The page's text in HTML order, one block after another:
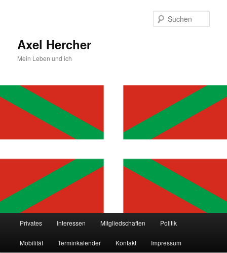
Axel Hercher
Mein Leben und ich
Privates Interessen Mitgliedschaften Politik
Mobilität Terminkalender Kontakt Impressum